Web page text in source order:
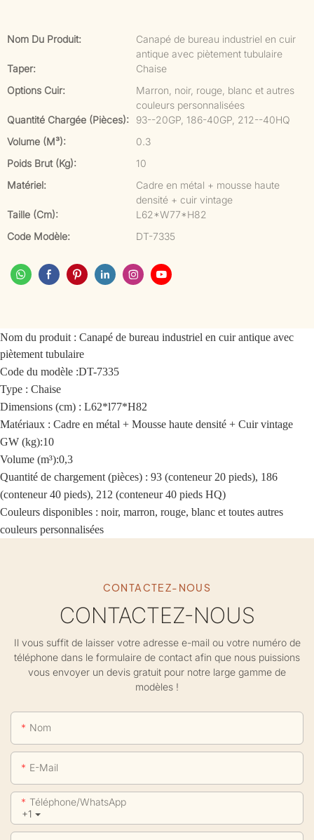
Nom Du Produit:
Canapé de bureau industriel en cuir
antique avec piètement tubulaire
Taper:
Chaise
Options Cuir:
Marron, noir, rouge, blanc et autres
couleurs personnalisées
Quantité Chargée (pièces):
93--20GP, 186-40GP, 212--40HQ
Volume (m³):
0.3
Poids Brut (kg):
10
Matériel:
Cadre en métal + mousse haute
densité + cuir vintage
Taille (cm):
L62*W77*H82
Code Modèle:
DT-7335
Nom du produit : Canapé de bureau industriel en cuir antique avec
piètement tubulaire
Code du modèle :DT-7335
Type : Chaise
Dimensions (cm) : L62*l77*H82
Matériaux : Cadre en métal + Mousse haute densité + Cuir vintage
GW (kg):10
Volume (m³):0,3
Quantité de chargement (pièces) : 93 (conteneur 20 pieds), 186
(conteneur 40 pieds), 212 (conteneur 40 pieds HQ)
Couleurs disponibles : noir, marron, rouge, blanc et toutes autres
couleurs personnalisées
CONTACTEZ-NOUS
CONTACTEZ-NOUS
Il vous suffit de laisser votre adresse e-mail ou votre numéro de
téléphone dans le formulaire de contact afin que nous puissions
vous envoyer un devis gratuit pour notre large gamme de
modèles !
Nom
E-Mail
+1
Téléphone/WhatsApp